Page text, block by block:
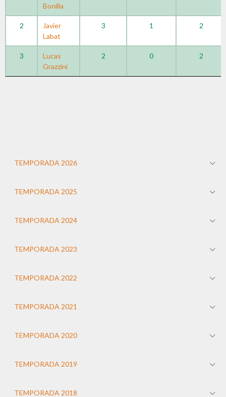
Bonilla
2
Javier
Labat
3 1 2
3
Lucas
Grazzini
2 0 2
TEMPORADA 2026
TEMPORADA 2025
TEMPORADA 2024
TEMPORADA 2023
TEMPORADA 2022
TEMPORADA 2021
TEMPORADA 2020
TEMPORADA 2019
TEMPORADA 2018